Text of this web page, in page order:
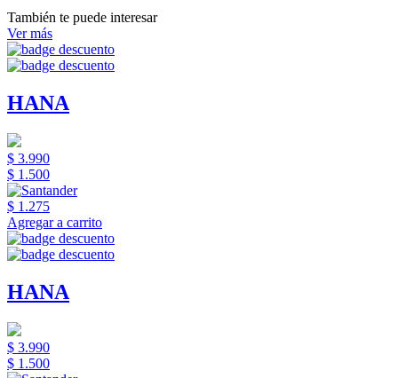
También te puede interesar
Ver más
HANA
$ 3.990
$ 1.500
$ 1.275
Agregar a carrito
HANA
$ 3.990
$ 1.500